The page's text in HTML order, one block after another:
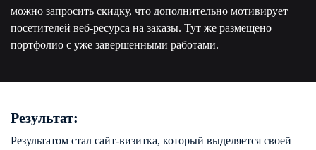
можно запросить скидку, что дополнительно мотивирует
посетителей веб-ресурса на заказы. Тут же размещено
портфолио с уже завершенными работами.
Результат:
Результатом стал сайт-визитка, который выделяется своей